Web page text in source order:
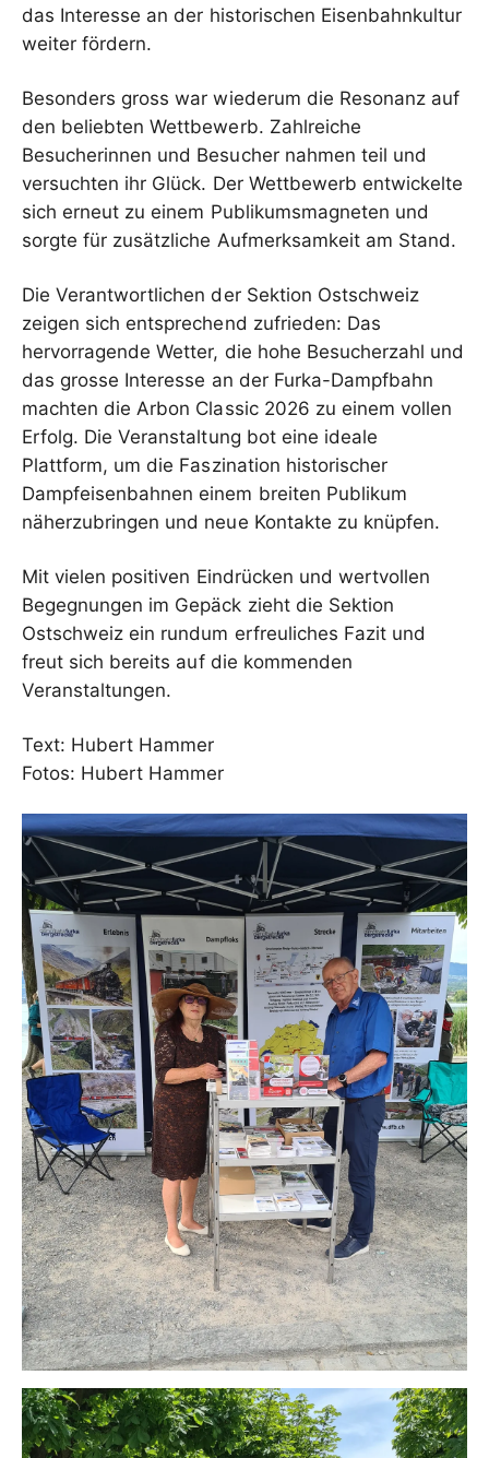
das Interesse an der historischen Eisenbahnkultur
weiter fördern.
Besonders gross war wiederum die Resonanz auf
den beliebten Wettbewerb. Zahlreiche
Besucherinnen und Besucher nahmen teil und
versuchten ihr Glück. Der Wettbewerb entwickelte
sich erneut zu einem Publikumsmagneten und
sorgte für zusätzliche Aufmerksamkeit am Stand.
Die Verantwortlichen der Sektion Ostschweiz
zeigen sich entsprechend zufrieden: Das
hervorragende Wetter, die hohe Besucherzahl und
das grosse Interesse an der Furka-Dampfbahn
machten die Arbon Classic 2026 zu einem vollen
Erfolg. Die Veranstaltung bot eine ideale
Plattform, um die Faszination historischer
Dampfeisenbahnen einem breiten Publikum
näherzubringen und neue Kontakte zu knüpfen.
Mit vielen positiven Eindrücken und wertvollen
Begegnungen im Gepäck zieht die Sektion
Ostschweiz ein rundum erfreuliches Fazit und
freut sich bereits auf die kommenden
Veranstaltungen.
Text: Hubert Hammer
Fotos: Hubert Hammer